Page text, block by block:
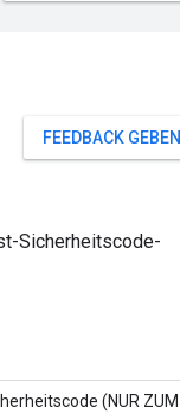
FEEDBACK GEBEN
Sicherheitscode-
(NUR ZUM